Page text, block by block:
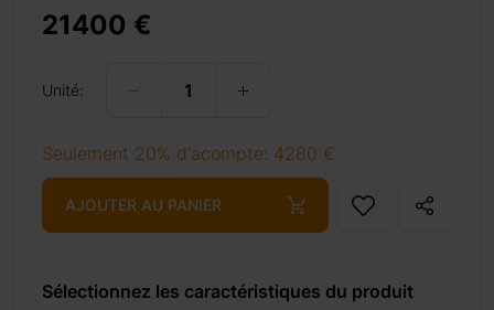
21400 €
Unité:
Seulement 20% d'acompte: 4280 €
AJOUTER AU PANIER
Sélectionnez les caractéristiques du produit
avec-terrasse/
+ 69 €